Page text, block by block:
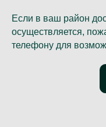
Если в ваш район
осуществляется,
телефону для